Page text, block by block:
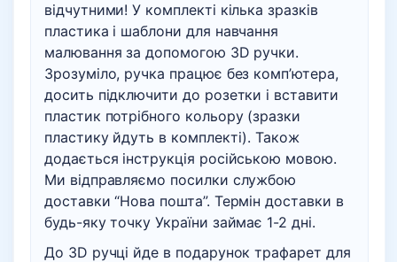
відчутними! У комплекті кілька зразків
пластика і шаблони для навчання
малювання за допомогою 3D ручки.
Зрозуміло, ручка працює без комп’ютера,
досить підключити до розетки і вставити
пластик потрібного кольору (зразки
пластику йдуть в комплекті). Також
додається інструкція російською мовою.
Ми відправляємо посилки службою
доставки “Нова пошта”. Термін доставки в
будь-яку точку України займає 1-2 дні.
До 3D ручці йде в подарунок трафарет для